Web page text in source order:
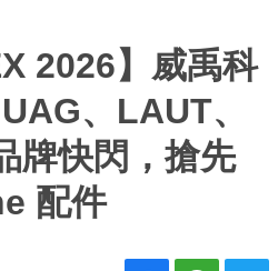
2026】威禹科
、LAUT、
牌快閃，搶先
配件